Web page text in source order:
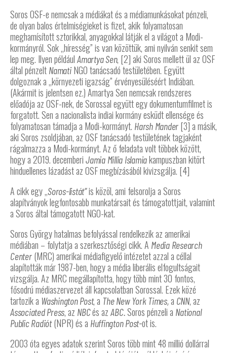
Soros OSF-e nemcsak a médiákat és a médiamunkásokat pénzeli,
de olyan balos értelmiségieket is fizet, akik folyamatosan
meghamísított sztorikkal, anyagokkal látják el a világot a Modi-
kormányról. Sok „híresség” is van közöttük, ami nyilván senkit sem
lep meg. Ilyen például Amartya Sen, [2] aki Soros mellett ül az OSF
által pénzelt NamatiNGO tanácsadó testületében. Együtt
dolgoznak a „környezeti igazság” érvényesüléséért Indiában.
(Akármit is jelentsen ez.) Amartya Sen nemcsak rendszeres
előadója az OSF-nek, de Sorossal együtt egy dokumentumfilmet is
forgatott. Sen a nacionalista indiai kormány esküdt ellensége és
folyamatosan támadja a Modi-kormányt. Harsh Mander [3] a másik,
aki Soros zsoldjában, az OSF tanácsadó testületének tagjaként
rágalmazza a Modi-kormányt. Az ő feladata volt többek között,
hogy a 2019. decemberi Jamia Millia Islamiakampuszban kitört
hinduellenes lázadást az OSF megbízásából kivizsgálja. [4]
A cikk egy „Soros-listát”is közöl, ami felsorolja a Soros
alapítványok legfontosabb munkatársait és támogatottjait, valamint
a Soros által támogatott NGO-kat.
Soros György hatalmas befolyással rendelkezik az amerikai
médiában – folytatja a szerkesztőségi cikk. A Media Research
Center(MRC) amerikai médiafigyelő intézetet azzal a céllal
alapították már 1987-ben, hogy a média liberális elfogultságait
vizsgálja. Az MRC megállapította, hogy több mint 30 fontos,
fősodrú médiaszervezet áll kapcsolatban Sorossal. Ezek közé
tartozik a Washington Post, a The New York Times,a CNN, az
Associated Press, az NBCés azABC.Soros pénzeli a National
Public Radiót(NPR) és a Huffington Post-ot is.
2003 óta egyes adatok szerint Soros több mint 48 millió dollárral